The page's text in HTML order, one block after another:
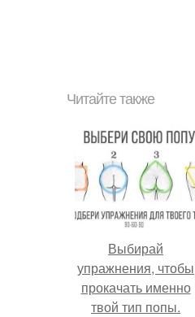
Читайте также
Выбирай
упражнения, чтобы
прокачать именно
твой тип попы.